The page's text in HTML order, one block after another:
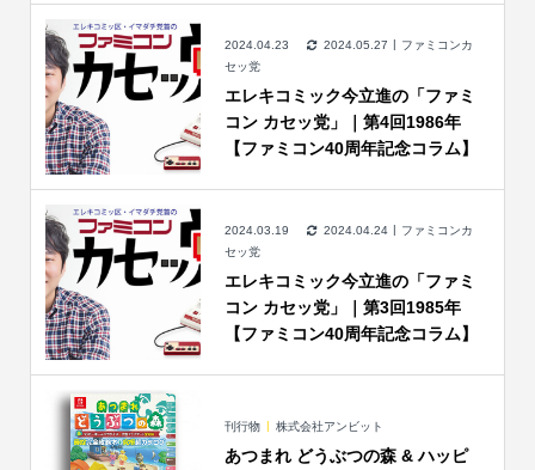
2024.04.23 2024.05.27
ファミコンカ
セッ党
エレキコミック今立進の「ファミ
コン カセッ党」｜第4回1986年
【ファミコン40周年記念コラム】
2024.03.19 2024.04.24
ファミコンカ
セッ党
エレキコミック今立進の「ファミ
コン カセッ党」｜第3回1985年
【ファミコン40周年記念コラム】
刊行物 株式会社アンビット
あつまれ どうぶつの森 & ハッピ